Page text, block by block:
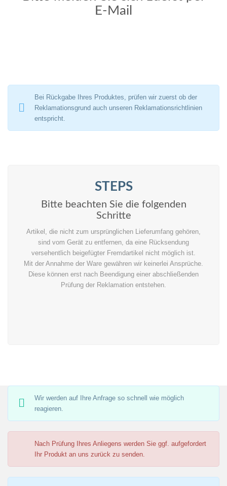
E-Mail
Bei Rückgabe Ihres Produktes, prüfen wir zuerst ob der
Reklamationsgrund auch unseren Reklamationsrichtlinien
entspricht.
STEPS
Bitte beachten Sie die folgenden
Schritte
Artikel, die nicht zum ursprünglichen Lieferumfang gehören,
sind vom Gerät zu entfernen, da eine Rücksendung
versehentlich beigefügter Fremdartikel nicht möglich ist.
Mit der Annahme der Ware gewähren wir keinerlei Ansprüche.
Diese können erst nach Beendigung einer abschließenden
Prüfung der Reklamation entstehen.
Wir werden auf Ihre Anfrage so schnell wie möglich
reagieren.
Nach Prüfung Ihres Anliegens werden Sie ggf. aufgefordert
Ihr Produkt an uns zurück zu senden.